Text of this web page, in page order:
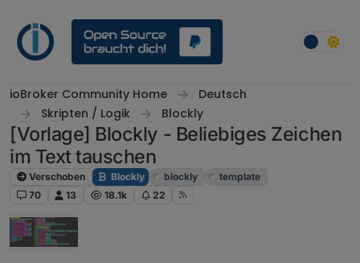
ioBroker Community Home
Deutsch
Skripten / Logik
Blockly
[Vorlage] Blockly - Beliebiges Zeichen
im Text tauschen
Verschoben Blockly blockly
template
70
13 18.1k 22